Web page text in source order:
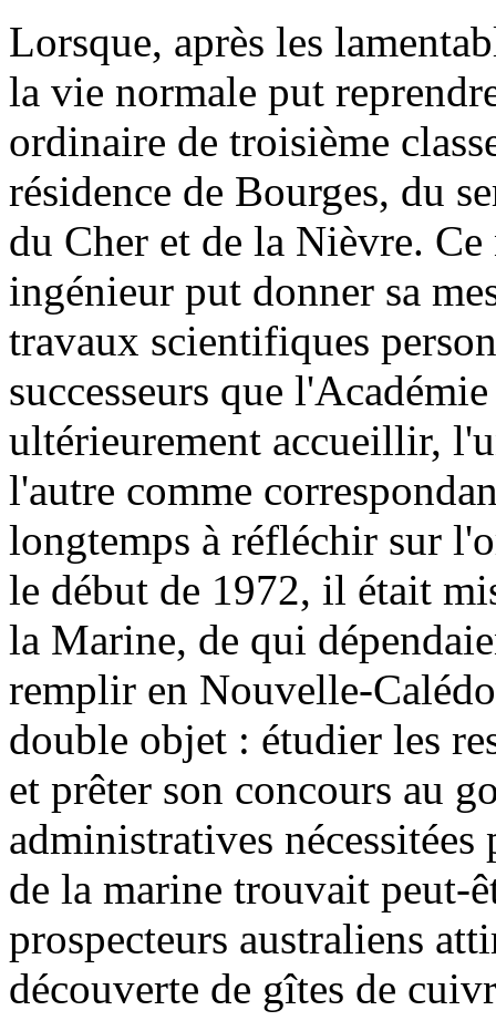
Lorsque, après les
la vie normale put
ordinaire de troisième
résidence de Bourges, du
du Cher et de la Nièvre.
ingénieur put donner sa
travaux scientifiques
successeurs que
ultérieurement accueillir,
l'autre comme
longtemps à réfléchir sur
le début de 1972, il était
la Marine, de qui
remplir en Nouvelle-
double objet : étudier les
et prêter son concours au
administratives
de la marine trouvait peut-
prospecteurs australiens
découverte de gîtes de